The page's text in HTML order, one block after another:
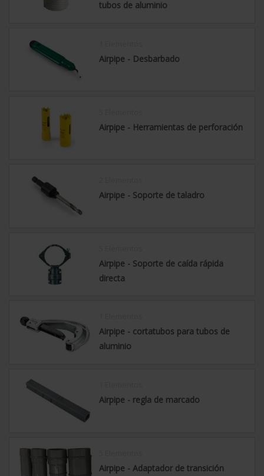
tubos de aluminio
Airpipe - Desbarbado
Airpipe - Herramientas de perforación
Airpipe - Soporte de taladro
Airpipe - Soporte de caída rápida
directa
Airpipe - cortatubos para tubos de
aluminio
Airpipe - regla de marcado
Airpipe - Adaptador de transición